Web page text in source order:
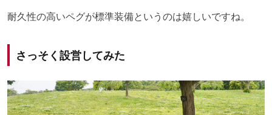
耐久性の高いペグが標準装備というのは嬉しいですね。
さっそく設営してみた